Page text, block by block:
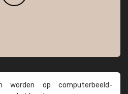
worden op computer­beeld­